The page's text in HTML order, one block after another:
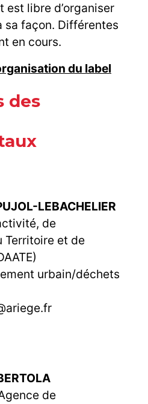
est libre d’organiser
sa façon. Différentes
en cours.
du label
des
LEBACHELIER
de
Territoire et de
urbain/déchets
de